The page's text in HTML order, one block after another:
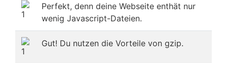
Perfekt, denn deine Webseite enthät nur
wenig Javascript-Dateien.
Gut! Du nutzen die Vorteile von gzip.